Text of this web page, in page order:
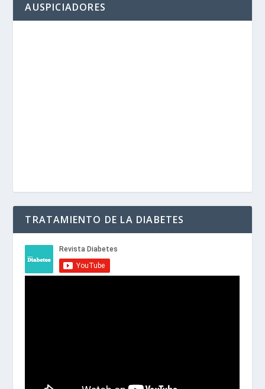
AUSPICIADORES
TRATAMIENTO DE LA DIABETES